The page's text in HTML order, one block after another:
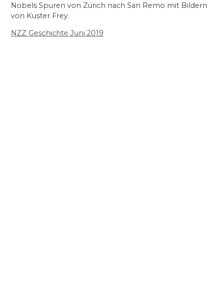
Nobels Spuren von Zürich nach San Remo mit Bildern
von Kuster Frey.
NZZ Geschichte Juni 2019